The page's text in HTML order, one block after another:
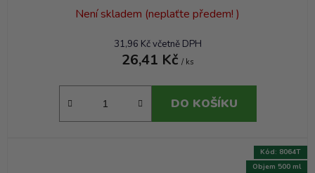
Není skladem (neplaťte předem! )
31,96 Kč včetně DPH
26,41 Kč / ks
DO KOŠÍKU
Objem 500 ml
Kód: 8064T